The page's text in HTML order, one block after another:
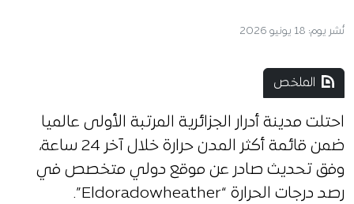
نُشر يوم: 18 يونيو 2026
الملخص
احتلت مدينة أدرار الجزائرية المرتبة الأولى عالميا
ضمن قائمة أكثر المدن حرارة خلال آخر 24 ساعة،
وفق تحديث صادر عن موقع دولي متخصص في
رصد درجات الحرارة “Eldoradowheather”.